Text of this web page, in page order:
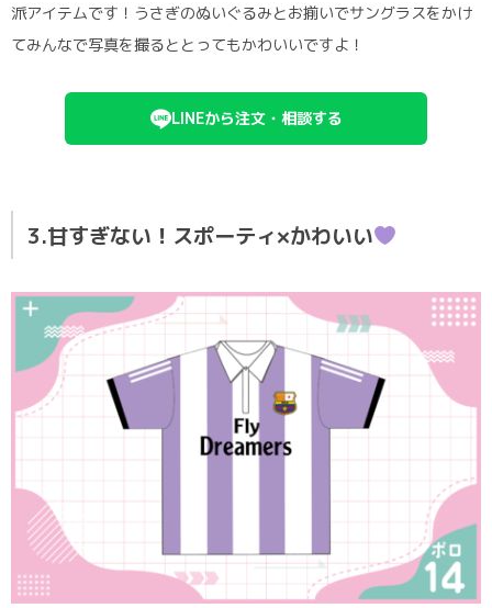
派アイテムです！うさぎのぬいぐるみとお揃いでサングラスをかけ
てみんなで写真を撮るととってもかわいいですよ！
LINEから注文・相談する
3.甘すぎない！スポーティ×かわいい